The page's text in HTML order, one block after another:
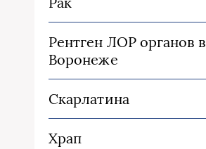
Рентген ЛОР органов в
Воронеже
Скарлатина
Храп